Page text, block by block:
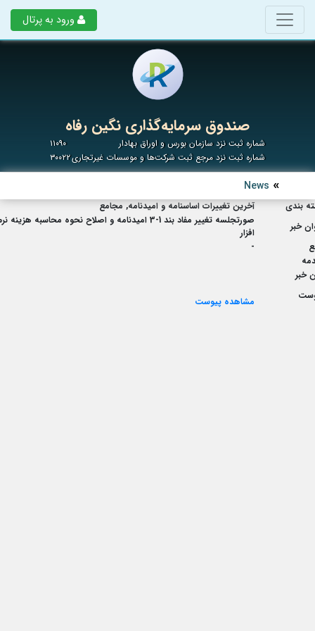
ورود به پرتال
صندوق سرمایه‌گذاری نگین رفاه
شماره ثبت نزد سازمان بورس و اوراق بهادار
۱۱۰۹۰
شماره ثبت نزد مرجع ثبت شرکت‌ها و موسسات غیرتجاری۳۰۰۲۲
News
بندی
آخرین تغییرات اساسنامه و امیدنامه, مجامع
خبر
صورتجلسه تغيير مفاد بند 1-3 اميدنامه و اصلاح نحوه محاسبه هزینه
افزار
-
خبر
مشاهده پیوست